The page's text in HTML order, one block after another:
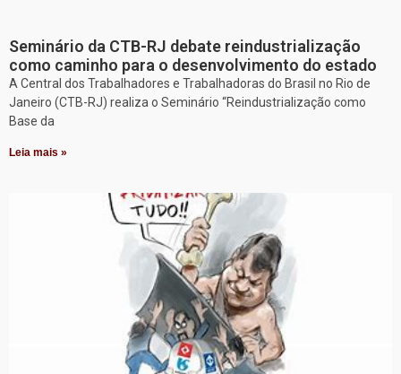
Seminário da CTB-RJ debate reindustrialização
como caminho para o desenvolvimento do estado
A Central dos Trabalhadores e Trabalhadoras do Brasil no Rio de
Janeiro (CTB-RJ) realiza o Seminário “Reindustrialização como
Base da
Leia mais »